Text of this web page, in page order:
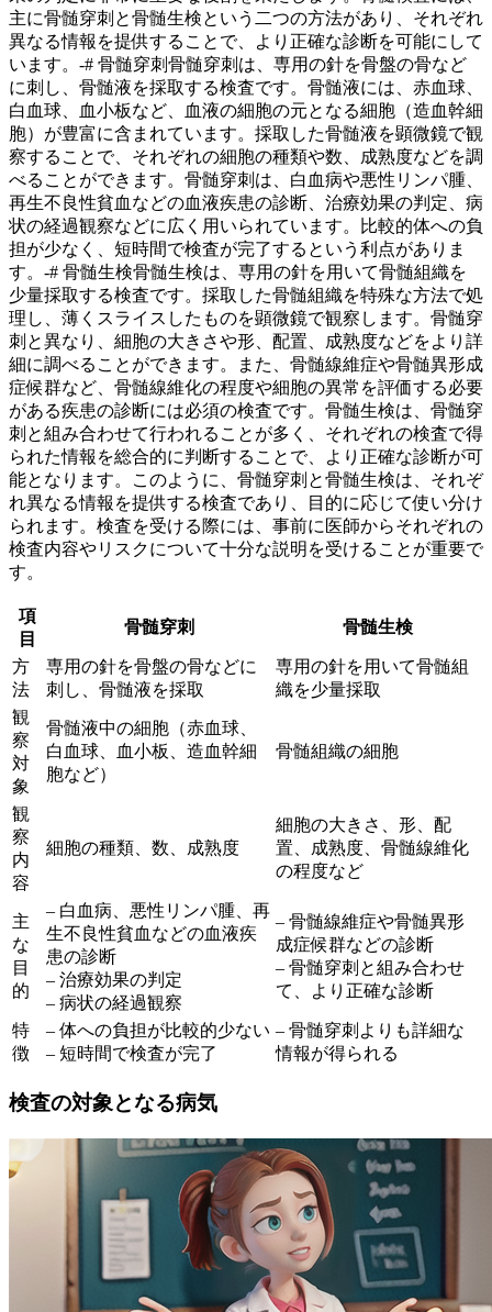
主に骨髄穿刺と骨髄生検という二つの方法があり、それぞれ
異なる情報を提供することで、より正確な診断を可能にして
います。-# 骨髄穿刺骨髄穿刺は、 専用の針を骨盤の骨など
に刺し、骨髄液を採取する検査です。骨髄液には、赤血球、
白血球、血小板など、血液の細胞の元となる細胞（造血幹細
胞）が豊富に含まれています。採取した骨髄液を顕微鏡で観
察することで、 それぞれの細胞の種類や数、成熟度などを調
べることができます。 骨髄穿刺は、白血病や悪性リンパ腫、
再生不良性貧血などの血液疾患の診断、治療効果の判定、病
状の経過観察などに広く用いられています。比較的体への負
担が少なく、短時間で検査が完了するという利点がありま
す。-# 骨髄生検骨髄生検は、 専用の針を用いて骨髄組織を
少量採取する検査です。採取した骨髄組織を特殊な方法で処
理し、薄くスライスしたものを顕微鏡で観察します。骨髄穿
刺と異なり、 細胞の大きさや形、配置、成熟度などをより詳
細に調べることができます。
また、骨髄線維症や骨髄異形成
症候群など、骨髄線維化の程度や細胞の異常を評価する必要
がある疾患の診断には必須の検査です。骨髄生検は、骨髄穿
刺と組み合わせて行われることが多く、それぞれの検査で得
られた情報を総合的に判断することで、より正確な診断が可
能となります。このように、骨髄穿刺と骨髄生検は、それぞ
れ異なる情報を提供する検査であり、目的に応じて使い分け
られます。検査を受ける際には、事前に医師からそれぞれの
検査内容やリスクについて十分な説明を受けることが重要で
す。
項
目
骨髄穿刺 骨髄生検
方
法
専用の針を骨盤の骨などに
刺し、骨髄液を採取
専用の針を用いて骨髄組
織を少量採取
観
察
対
象
骨髄液中の細胞（赤血球、
白血球、血小板、造血幹細
胞など）
骨髄組織の細胞
観
察
内
容
細胞の種類、数、成熟度
細胞の大きさ、形、配
置、成熟度、骨髄線維化
の程度など
主
な
目
的
– 白血病、悪性リンパ腫、再
生不良性貧血などの血液疾
患の診断
– 治療効果の判定
– 病状の経過観察
– 骨髄線維症や骨髄異形
成症候群などの診断
– 骨髄穿刺と組み合わせ
て、より正確な診断
特
徴
– 体への負担が比較的少ない
– 短時間で検査が完了
– 骨髄穿刺よりも詳細な
情報が得られる
検査の対象となる病気